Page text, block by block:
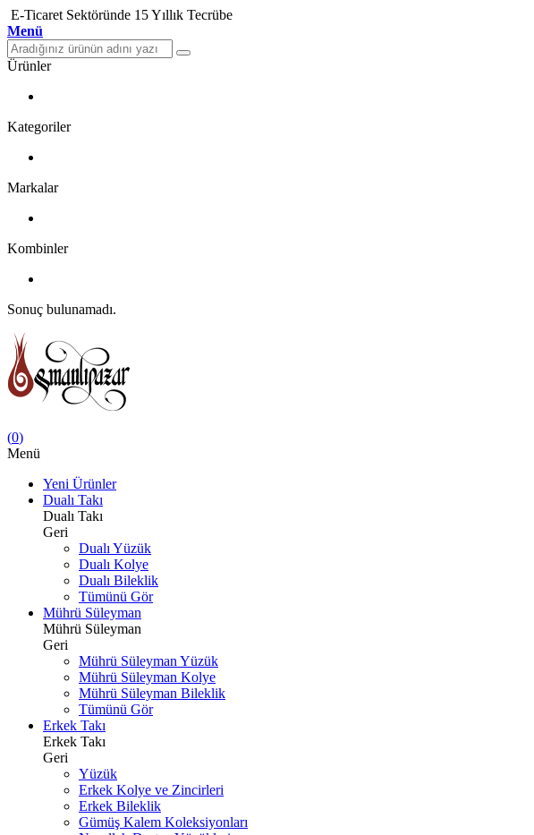
E-Ticaret Sektöründe 15 Yıllık Tecrübe
Menü
Ürünler
Kategoriler
Markalar
Kombinler
Sonuç bulunamadı.
(0)
Menü
Yeni Ürünler
Dualı Takı
Dualı Takı
Geri
Dualı Yüzük
Dualı Kolye
Dualı Bileklik
Tümünü Gör
Mührü Süleyman
Mührü Süleyman
Geri
Mührü Süleyman Yüzük
Mührü Süleyman Kolye
Mührü Süleyman Bileklik
Tümünü Gör
Erkek Takı
Erkek Takı
Geri
Yüzük
Erkek Kolye ve Zincirleri
Erkek Bileklik
Gümüş Kalem Koleksiyonları